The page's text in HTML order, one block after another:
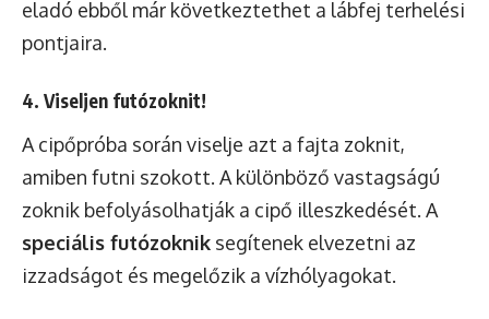
eladó ebből már következtethet a lábfej terhelési
pontjaira.
4. Viseljen futózoknit!
A cipőpróba során viselje azt a fajta zoknit,
amiben futni szokott. A különböző vastagságú
zoknik befolyásolhatják a cipő illeszkedését. A
speciális futózoknik segítenek elvezetni az
izzadságot és megelőzik a vízhólyagokat.